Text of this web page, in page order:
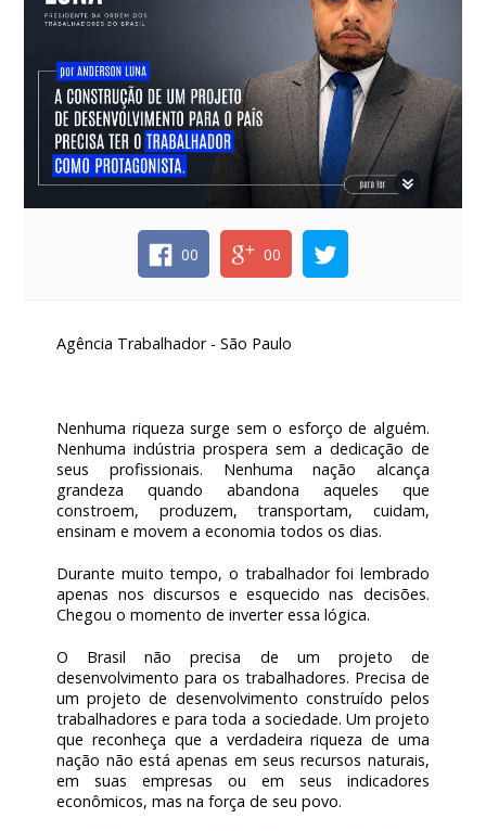
00 00
Agência Trabalhador - São Paulo
Nenhuma riqueza surge sem o esforço de alguém.
Nenhuma indústria prospera sem a dedicação de
seus profissionais. Nenhuma nação alcança
grandeza quando abandona aqueles que
constroem, produzem, transportam, cuidam,
ensinam e movem a economia todos os dias.
Durante muito tempo, o trabalhador foi lembrado
apenas nos discursos e esquecido nas decisões.
Chegou o momento de inverter essa lógica.
O Brasil não precisa de um projeto de
desenvolvimento para os trabalhadores. Precisa de
um projeto de desenvolvimento construído pelos
trabalhadores e para toda a sociedade. Um projeto
que reconheça que a verdadeira riqueza de uma
nação não está apenas em seus recursos naturais,
em suas empresas ou em seus indicadores
econômicos, mas na força de seu povo.